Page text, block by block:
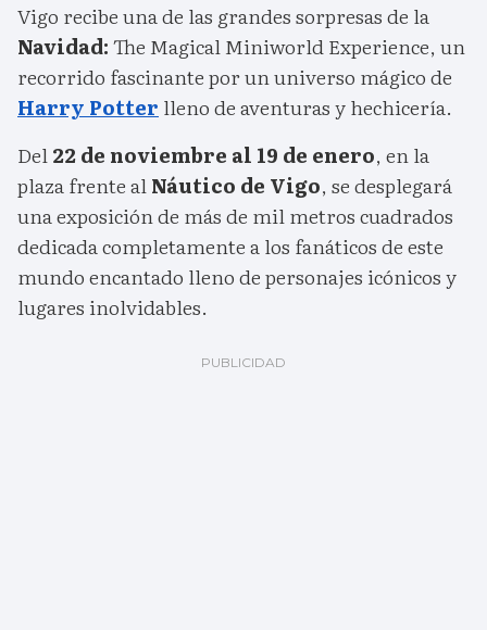
Vigo recibe una de las grandes sorpresas de la
Navidad:The Magical Miniworld Experience, un
recorrido fascinante por un universo mágico de
Harry Potter lleno de aventuras y hechicería.
Del22 de noviembre al 19 de enero, en la
plaza frente alNáutico de Vigo, se desplegará
una exposición de más de mil metros cuadrados
dedicada completamente a los fanáticos de este
mundo encantado lleno de personajes icónicos y
lugares inolvidables.